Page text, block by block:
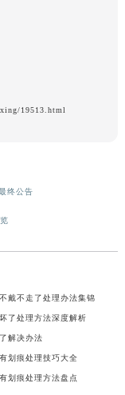
19513.html
终公告
戴不走了处理办法集锦
了处理方法深度解析
解决办法
划痕处理技巧大全
划痕处理方法盘点